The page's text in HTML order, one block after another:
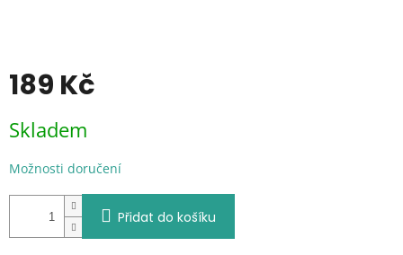
189 Kč
cena:
Skladem
Možnosti doručení
Přidat do košíku